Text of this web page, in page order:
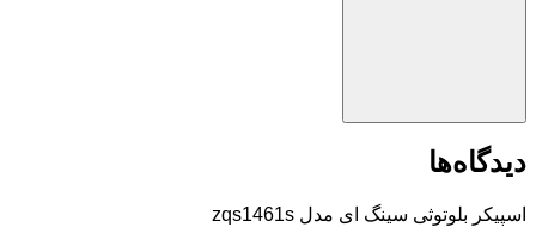
دیدگاه‌ها
اسپیکر بلوتوثی سینگ ای مدل zqs1461s